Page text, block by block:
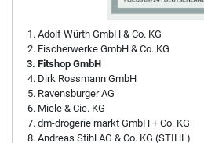
Adolf Würth GmbH & Co. KG
Fischerwerke GmbH & Co. KG
Fitshop GmbH
Dirk Rossmann GmbH
Ravensburger AG
Miele & Cie. KG
dm-drogerie markt GmbH + Co. KG
Andreas Stihl AG & Co. KG (STIHL)